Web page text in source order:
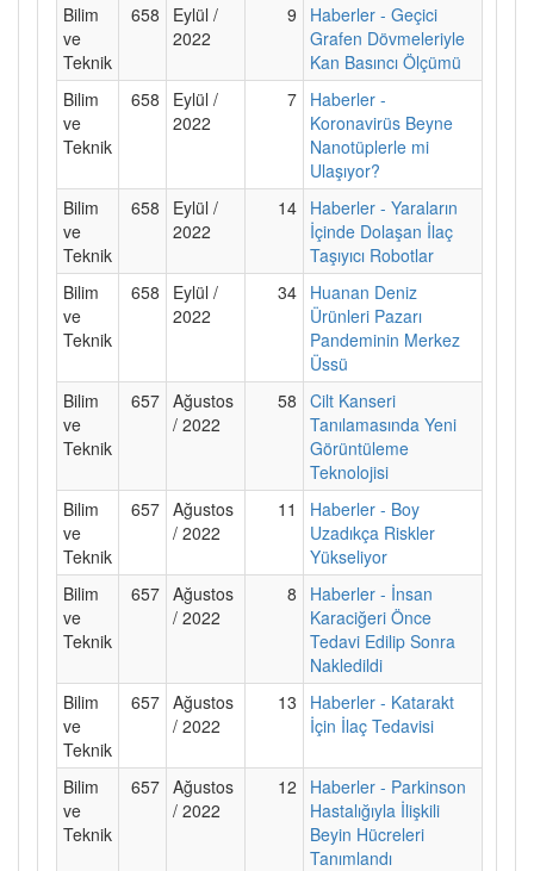
Bilim
ve
Teknik
658
Eylül /
2022
9
Haberler - Geçici
Grafen Dövmeleriyle
Kan Basıncı Ölçümü
Bilim
ve
Teknik
658
Eylül /
2022
7 Haberler -
Koronavirüs Beyne
Nanotüplerle mi
Ulaşıyor?
Bilim
ve
Teknik
658
Eylül /
2022
14 Haberler - Yaraların
İçinde Dolaşan İlaç
Taşıyıcı Robotlar
Bilim
ve
Teknik
658
Eylül /
2022
34 Huanan Deniz
Ürünleri Pazarı
Pandeminin Merkez
Üssü
Bilim
ve
Teknik
657 Ağustos
/ 2022
58 Cilt Kanseri
Tanılamasında Yeni
Görüntüleme
Teknolojisi
Bilim
ve
Teknik
657 Ağustos
/ 2022
11
Haberler - Boy
Uzadıkça Riskler
Yükseliyor
Bilim
ve
Teknik
657 Ağustos
/ 2022
8
Haberler - İnsan
Karaciğeri Önce
Tedavi Edilip Sonra
Nakledildi
Bilim
ve
Teknik
657 Ağustos
/ 2022
13
Haberler - Katarakt
İçin İlaç Tedavisi
Bilim
ve
Teknik
657 Ağustos
/ 2022
12
Haberler - Parkinson
Hastalığıyla İlişkili
Beyin Hücreleri
Tanımlandı